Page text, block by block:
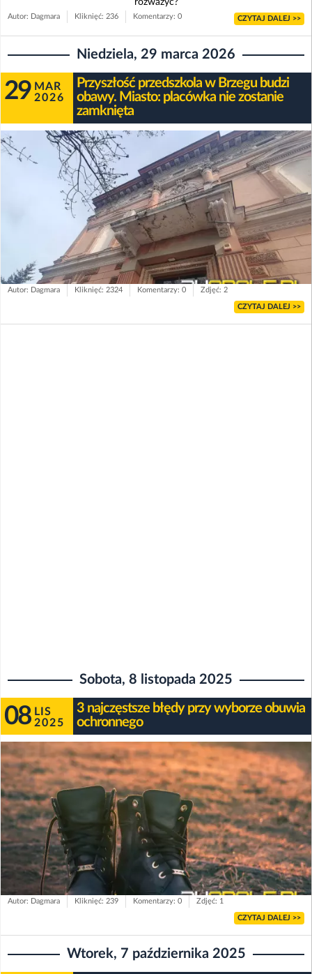
Autor: Dagmara Kliknięć: 236 Komentarzy: 0 CZYTAJ DALEJ >>
Niedziela, 29 marca 2026
29 MAR
2026
Przyszłość przedszkola w Brzegu budzi
obawy. Miasto: placówka nie zostanie
zamknięta
Autor: Dagmara Kliknięć: 2324 Komentarzy: 0 Zdjęć: 2
CZYTAJ DALEJ >>
Sobota, 8 listopada 2025
08 LIS
2025
3 najczęstsze błędy przy wyborze obuwia
ochronnego
Autor: Dagmara Kliknięć: 239 Komentarzy: 0 Zdjęć: 1
CZYTAJ DALEJ >>
Wtorek, 7 października 2025